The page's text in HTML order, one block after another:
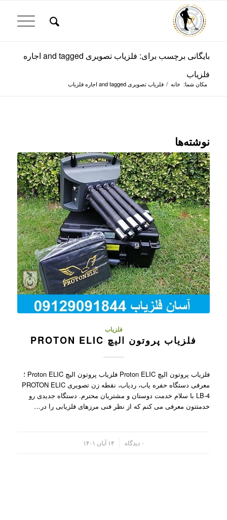
بایگانی برچسب برای: فلزیاب تصویری and tagged اجاره
فلزیاب
مکان شما: خانه / فلزیاب تصویری and tagged اجاره فلزیاب
نوشته‌ها
فلزیاب
فلزیاب پروتون الیچ PROTON ELIC
فلزیاب پروتون الیچ Proton ELIC فلزیاب پروتون الیچ Proton ELIC ؛
معرفی دستگاه حفره یاب، ردیاب، نقطه زن تصویری PROTON ELIC
LB-4 با سلام خدمت دوستان و مشتریان محترم. دستگاه جدیدی رو
خدمتتون معرفی می کنم که از نظر فنی مرزهای فلزیابی را در…
۰ دیدگاه ۱۴ آبان ۱۴۰۱